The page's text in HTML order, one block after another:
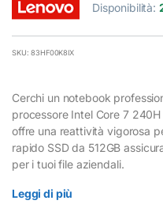
Disponibilità:
SKU: 83HF00K8IX
Cerchi un notebook
processore Intel Core 7 240H
offre una reattività vigorosa
rapido SSD da 512GB
per i tuoi file aziendali.
Leggi di più